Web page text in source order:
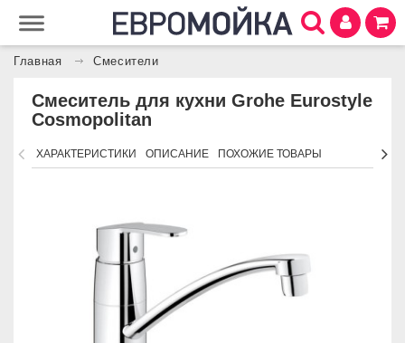
Главная Смесители
Смеситель для кухни Grohe Eurostyle
Cosmopolitan
ХАРАКТЕРИСТИКИ ОПИСАНИЕ ПОХОЖИЕ ТОВАРЫ